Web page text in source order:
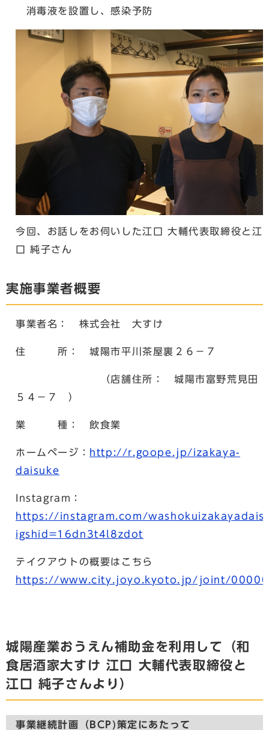
消毒液を設置し、感染予防
今回、お話しをお伺いした江口 大輔代表取締役と江
口 純子さん
実施事業者概要
事業者名： 株式会社 大すけ
住 所： 城陽市平川茶屋裏２６－７
（店舗住所： 城陽市富野荒見田
５４－７ ）
業 種： 飲食業
ホームページ：
http://r.goope.jp/izakaya-
daisuke
Instagram：
https://instagram.com/
igshid=16dn3t4l8zdot
テイクアウトの概要はこちら
https://www.city.joyo.kyoto.jp/joint/
城陽産業おうえん補助金を利用して（和
食居酒家大すけ 江口 大輔代表取締役と
江口 純子さんより）
事業継続計画（BCP)策定にあたって